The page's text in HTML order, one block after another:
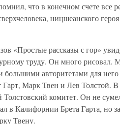
что в конечном счете все
ницшеанского
«Простые рассказы с гор»
труду. Он много рисовал.
большими авторитетами для
Гарт, Марк Твен и Лев Толстой. В
комитет. Он не
в Калифорнии Брета Гарта, но
Твену.